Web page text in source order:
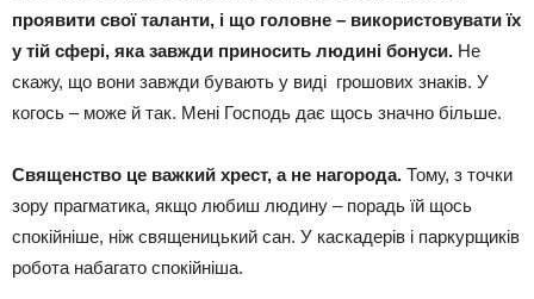
проявити свої таланти, і що головне – використовувати їх
у тій сфері, яка завжди приносить людині бонуси. Не
скажу, що вони завжди бувають у виді грошових знаків. У
когось – може й так. Мені Господь дає щось значно більше.
Священство це важкий хрест, а не нагорода. Тому, з точки
зору прагматика, якщо любиш людину – порадь їй щось
спокійніше, ніж священицький сан. У каскадерів і паркурщиків
робота набагато спокійніша.